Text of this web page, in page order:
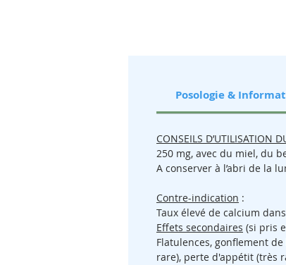
Posologie &
CONSEILS D’UTILISATION
250 mg, avec du miel, du
A conserver à l’abri de la
Contre-indication :
Taux élevé de calcium
Effets secondaires (si pris
Flatulences, gonflement
rare), perte d'appétit (très